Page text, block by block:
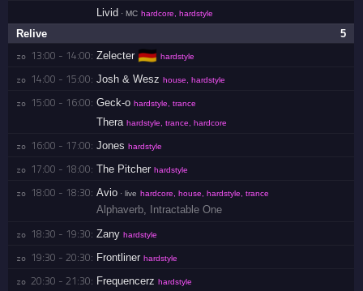
Livid · MC hardcore, hardstyle
5
Relive
zo 13:00 - 14:00: Zelecter 🇩🇪 hardstyle
zo 14:00 - 15:00: Josh & Wesz house, hardstyle
zo 15:00 - 16:00: Geck-o hardstyle, trance
Thera hardstyle, trance, hardcore
zo 16:00 - 17:00: Jones hardstyle
zo 17:00 - 18:00: The Pitcher hardstyle
zo 18:00 - 18:30: Avio · live hardcore, house, hardstyle, trance
Alphaverb, Intractable One
zo 18:30 - 19:30: Zany hardstyle
zo 19:30 - 20:30: Frontliner hardstyle
zo 20:30 - 21:30: Frequencerz hardstyle